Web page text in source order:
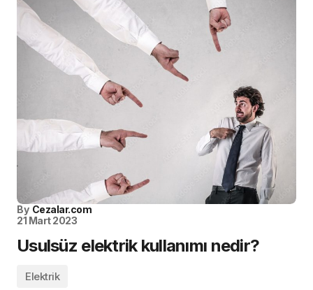
By Cezalar.com
21 Mart 2023
Usulsüz elektrik kullanımı nedir?
Elektrik